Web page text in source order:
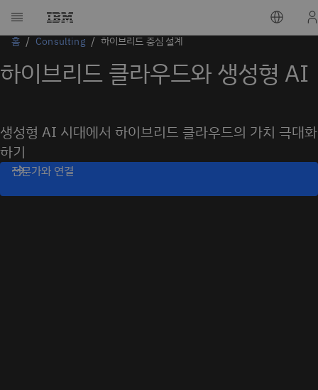
홈 Consulting 하이브리드 중심 설계
하이브리드 클라우드와 생성형 AI
생성형 AI 시대에서 하이브리드 클라우드의 가치 극대화
하기
전문가와 연결